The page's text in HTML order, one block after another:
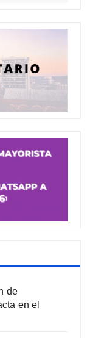
de
en el